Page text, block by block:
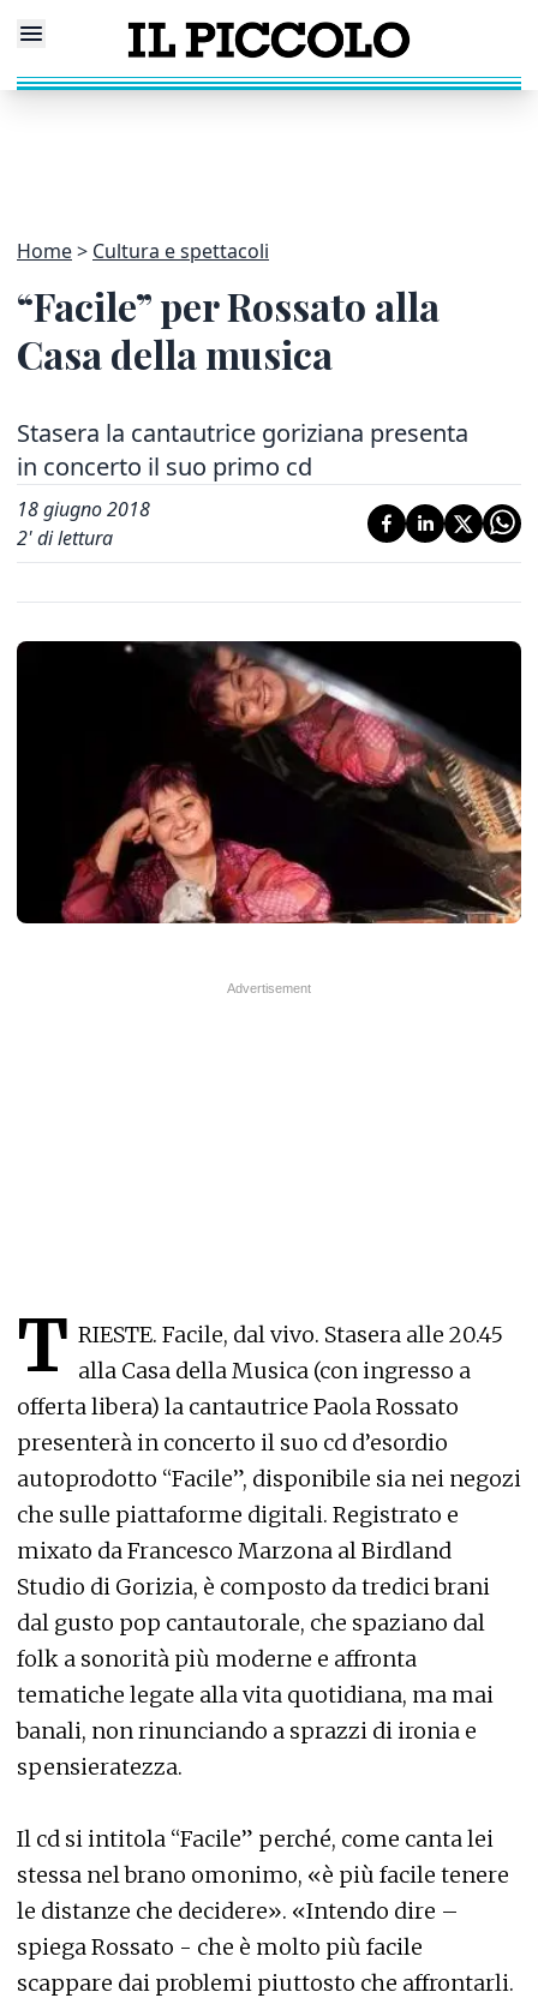
Home Cultura e spettacoli
“Facile” per Rossato alla
Casa della musica
Stasera la cantautrice goriziana presenta
in concerto il suo primo cd
18 giugno 2018
2' di lettura
T RIESTE. Facile, dal vivo. Stasera alle 20.45
alla Casa della Musica (con ingresso a
offerta libera) la cantautrice Paola Rossato
presenterà in concerto il suo cd d’esordio
autoprodotto “Facile”, disponibile sia nei negozi
che sulle piattaforme digitali. Registrato e
mixato da Francesco Marzona al Birdland
Studio di Gorizia, è composto da tredici brani
dal gusto pop cantautorale, che spaziano dal
folk a sonorità più moderne e affronta
tematiche legate alla vita quotidiana, ma mai
banali, non rinunciando a sprazzi di ironia e
spensieratezza.
Il cd si intitola “Facile” perché, come canta lei
stessa nel brano omonimo, «è più facile tenere
le distanze che decidere». «Intendo dire –
spiega Rossato - che è molto più facile
scappare dai problemi piuttosto che affrontarli.